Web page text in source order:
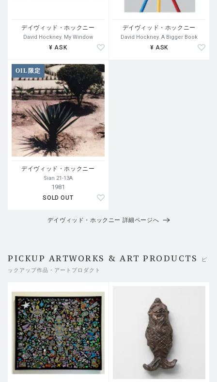
デイヴィッド・ホックニー
David Hockney. My Window
¥ ASK
デイヴィッド・ホックニー
David Hockney. A Bigger Book
¥ ASK
OIL限定
デイヴィッド・ホックニー
Sian 21-13A
1981
SOLD OUT
デイヴィッド・ホックニー 詳細ページへ
PICKUP ARTWORKS & ART PRODUCTS
ピ
ックアップ作品・アートプロダクト